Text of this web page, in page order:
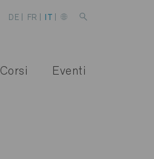
DE FR IT
Corsi Eventi